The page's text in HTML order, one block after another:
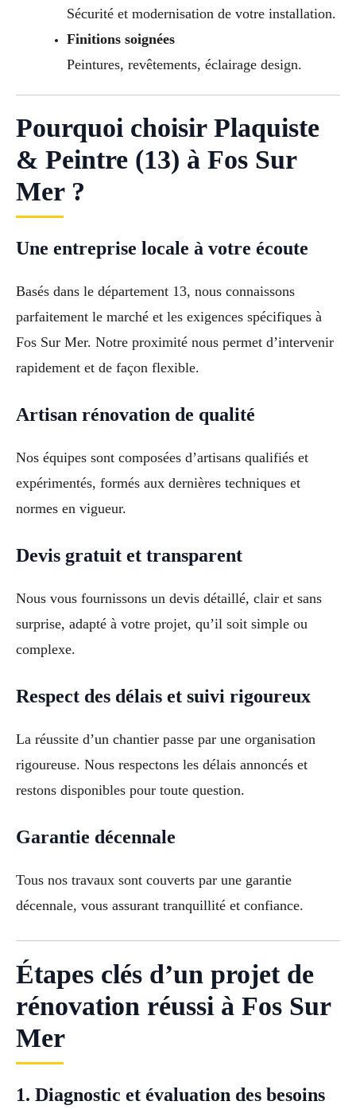
Sécurité et modernisation de votre installation.
Finitions soignées
Peintures, revêtements, éclairage design.
Pourquoi choisir Plaquiste
& Peintre (13) à Fos Sur
Mer ?
Une entreprise locale à votre écoute
Basés dans le département 13, nous connaissons
parfaitement le marché et les exigences spécifiques à
Fos Sur Mer. Notre proximité nous permet d’intervenir
rapidement et de façon flexible.
Artisan rénovation de qualité
Nos équipes sont composées d’artisans qualifiés et
expérimentés, formés aux dernières techniques et
normes en vigueur.
Devis gratuit et transparent
Nous vous fournissons un devis détaillé, clair et sans
surprise, adapté à votre projet, qu’il soit simple ou
complexe.
Respect des délais et suivi rigoureux
La réussite d’un chantier passe par une organisation
rigoureuse. Nous respectons les délais annoncés et
restons disponibles pour toute question.
Garantie décennale
Tous nos travaux sont couverts par une garantie
décennale, vous assurant tranquillité et confiance.
Étapes clés d’un projet de
rénovation réussi à Fos Sur
Mer
1. Diagnostic et évaluation des besoins